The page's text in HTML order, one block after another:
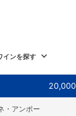
インを探す
20,000
・アンポー